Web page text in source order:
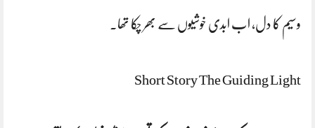
وسیم کا دل، اب ابدی خوشیوں سے بھر چکا تھا۔
Short Story The Guiding Light